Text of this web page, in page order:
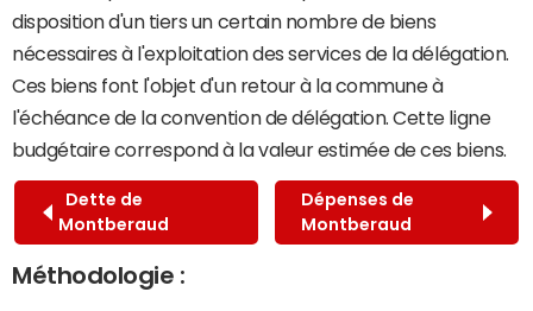
disposition d'un tiers un certain nombre de biens
nécessaires à l'exploitation des services de la délégation.
Ces biens font l'objet d'un retour à la commune à
l'échéance de la convention de délégation. Cette ligne
budgétaire correspond à la valeur estimée de ces biens.
Dette de
Montberaud
Dépenses de
Montberaud
Méthodologie :